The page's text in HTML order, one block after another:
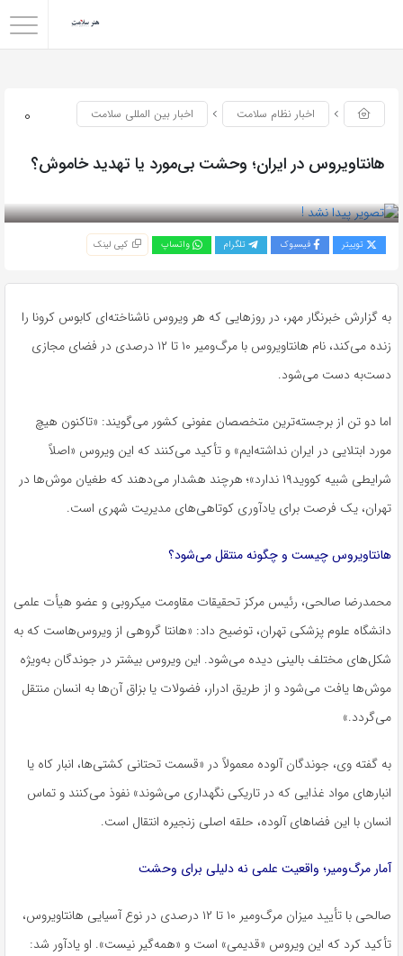
0 اخبار نظام سلامت اخبار بین المللی سلامت
هانتاویروس در ایران؛ وحشت بی‌مورد یا تهدید خاموش؟
توییتر فیسبوک تلگرام واتساپ کپی لینک
به گزارش خبرنگار مهر، در روزهایی که هر ویروس ناشناخته‌ای کابوس کرونا را
زنده می‌کند، نام هانتاویروس با مرگ‌ومیر ۱۰ تا ۱۲ درصدی در فضای مجازی
دست‌به دست می‌شود.
اما دو تن از برجسته‌ترین متخصصان عفونی کشور می‌گویند: «تاکنون هیچ
مورد ابتلایی در ایران نداشته‌ایم» و تأکید می‌کنند که این ویروس «اصلاً
شرایطی شبیه کووید۱۹ ندارد»؛ هرچند هشدار می‌دهند که طغیان موش‌ها در
تهران، یک فرصت برای یادآوری کوتاهی‌های مدیریت شهری است.
هانتاویروس چیست و چگونه منتقل می‌شود؟
محمدرضا صالحی، رئیس مرکز تحقیقات مقاومت میکروبی و عضو هیأت علمی
دانشگاه علوم پزشکی تهران، توضیح داد: «هانتا گروهی از ویروس‌هاست که به
شکل‌های مختلف بالینی دیده می‌شود. این ویروس بیشتر در جوندگان به‌ویژه
موش‌ها یافت می‌شود و از طریق ادرار، فضولات یا بزاق آن‌ها به انسان منتقل
می‌گردد.»
به گفته وی، جوندگان آلوده معمولاً در «قسمت تحتانی کشتی‌ها، انبار کاه یا
انبارهای مواد غذایی که در تاریکی نگهداری می‌شوند» نفوذ می‌کنند و تماس
انسان با این فضاهای آلوده، حلقه اصلی زنجیره انتقال است.
آمار مرگ‌ومیر؛ واقعیت علمی نه دلیلی برای وحشت
صالحی با تأیید میزان مرگ‌ومیر ۱۰ تا ۱۲ درصدی در نوع آسیایی هانتاویروس،
تأکید کرد که این ویروس «قدیمی» است و «همه‌گیر نیست». او یادآور شد: